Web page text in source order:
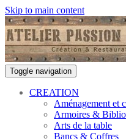
Skip to main content
Toggle navigation
CREATION
Aménagement et
Armoires &
Arts de la table
Bancs & Coffres